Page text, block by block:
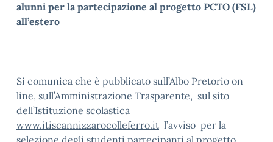
alunni per la partecipazione al progetto PCTO (FSL)
all’estero
Si comunica che è pubblicato sull’Albo Pretorio on
line, sull’Amministrazione Trasparente, sul sito
dell’Istituzione scolastica
www.itiscannizzarocolleferro.it l’avviso per la
selezione degli studenti partecipanti al progetto